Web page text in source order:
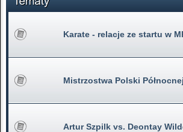
Karate - relacje ze startu w
Mistrzostwa Polski
Artur Szpilk vs. Deontay